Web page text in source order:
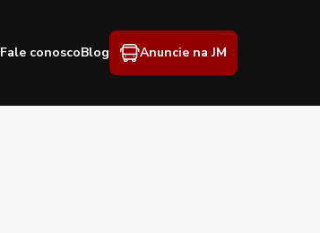
Fale conoscoBlog Anuncie na JM